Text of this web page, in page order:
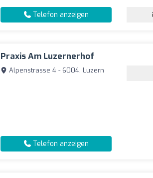
Telefon anzeigen
Praxis Am Luzernerhof
Alpenstrasse 4 - 6004, Luzern
Telefon anzeigen